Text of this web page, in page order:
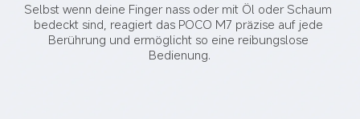
Selbst wenn deine Finger nass oder mit Öl oder Schaum
bedeckt sind, reagiert das POCO M7 präzise auf jede
Berührung und ermöglicht so eine reibungslose
Bedienung.